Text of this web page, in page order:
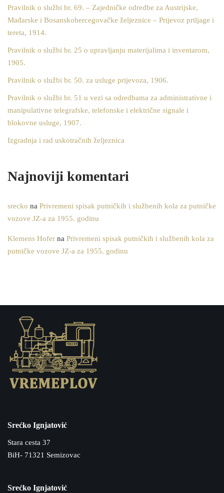
Pravilnik o službi br. 69. – Zajedničke odredbe za Austrijske,
Mađarske i Bosanskohercegovačke željeznice – Prijevoz prtljage i
tereta, 1914.
Pravilnik o službi br. 25 o upravljanju materijalima i inventarom,
1905.
Pravilnik o službi br. 50. za usluge prijevoza, 1906.
Pravilnik o službi br. 51 u vezi sa odredbama za administrativne i
manipulativne telegrafske, telefonske i električne signale i
blokovne usluge, 1907.
Izgradnja i rad uskotračnih željeznica
Najnoviji komentari
srecko na Privremeni spisak putničkih i službenih kola za putničke
vozove JZ-a za 1955. godinu
Klemens Hofer na Privremeni spisak putničkih i službenih kola za
putničke vozove JZ-a za 1955. godinu
Srećko Ignjatović
Stara cesta 37
BiH- 71321 Semizovac
Srećko Ignjatović